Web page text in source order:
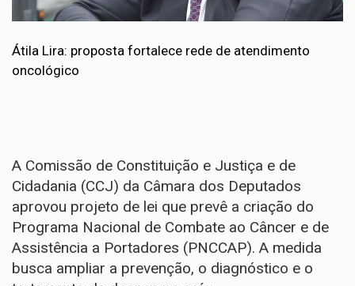
Átila Lira: proposta fortalece rede de atendimento
oncológico
A Comissão de Constituição e Justiça e de
Cidadania (CCJ) da Câmara dos Deputados
aprovou projeto de lei que prevê a criação do
Programa Nacional de Combate ao Câncer e de
Assistência a Portadores (PNCCAP). A medida
busca ampliar a prevenção, o diagnóstico e o